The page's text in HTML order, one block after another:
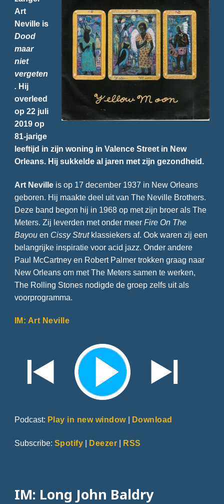
Art
Neville is
Dood
maar
niet
vergeten
. Hij
overleed
op 22 juli
2019 op
81-jarige
leeftijd in zijn woning in Valence Street in New
Orleans. Hij sukkelde al jaren met zijn gezondheid.
Art Nevilleis op 17 december 1937 in New Orleans
geboren. Hij maakte deel uit van The Neville Brothers.
Deze band begon hij in 1968 op met zijn broer als The
Meters. Zij leverden met onder meer Fire On The
Bayou en Cissy Strutklassiekers af. Ook waren zij een
belangrijke inspiratie voor acid jazz. Onder andere
Paul McCartney en Robert Palmer trokken graag naar
New Orleans om met The Meters samen te werken,
The Rolling Stones nodigde de groep zelfs uit als
voorprogramma.
IM: Art Neville
Podcast: Play in new window| Download
Subscribe: Spotify | Deezer | RSS
IM: Long John Baldry